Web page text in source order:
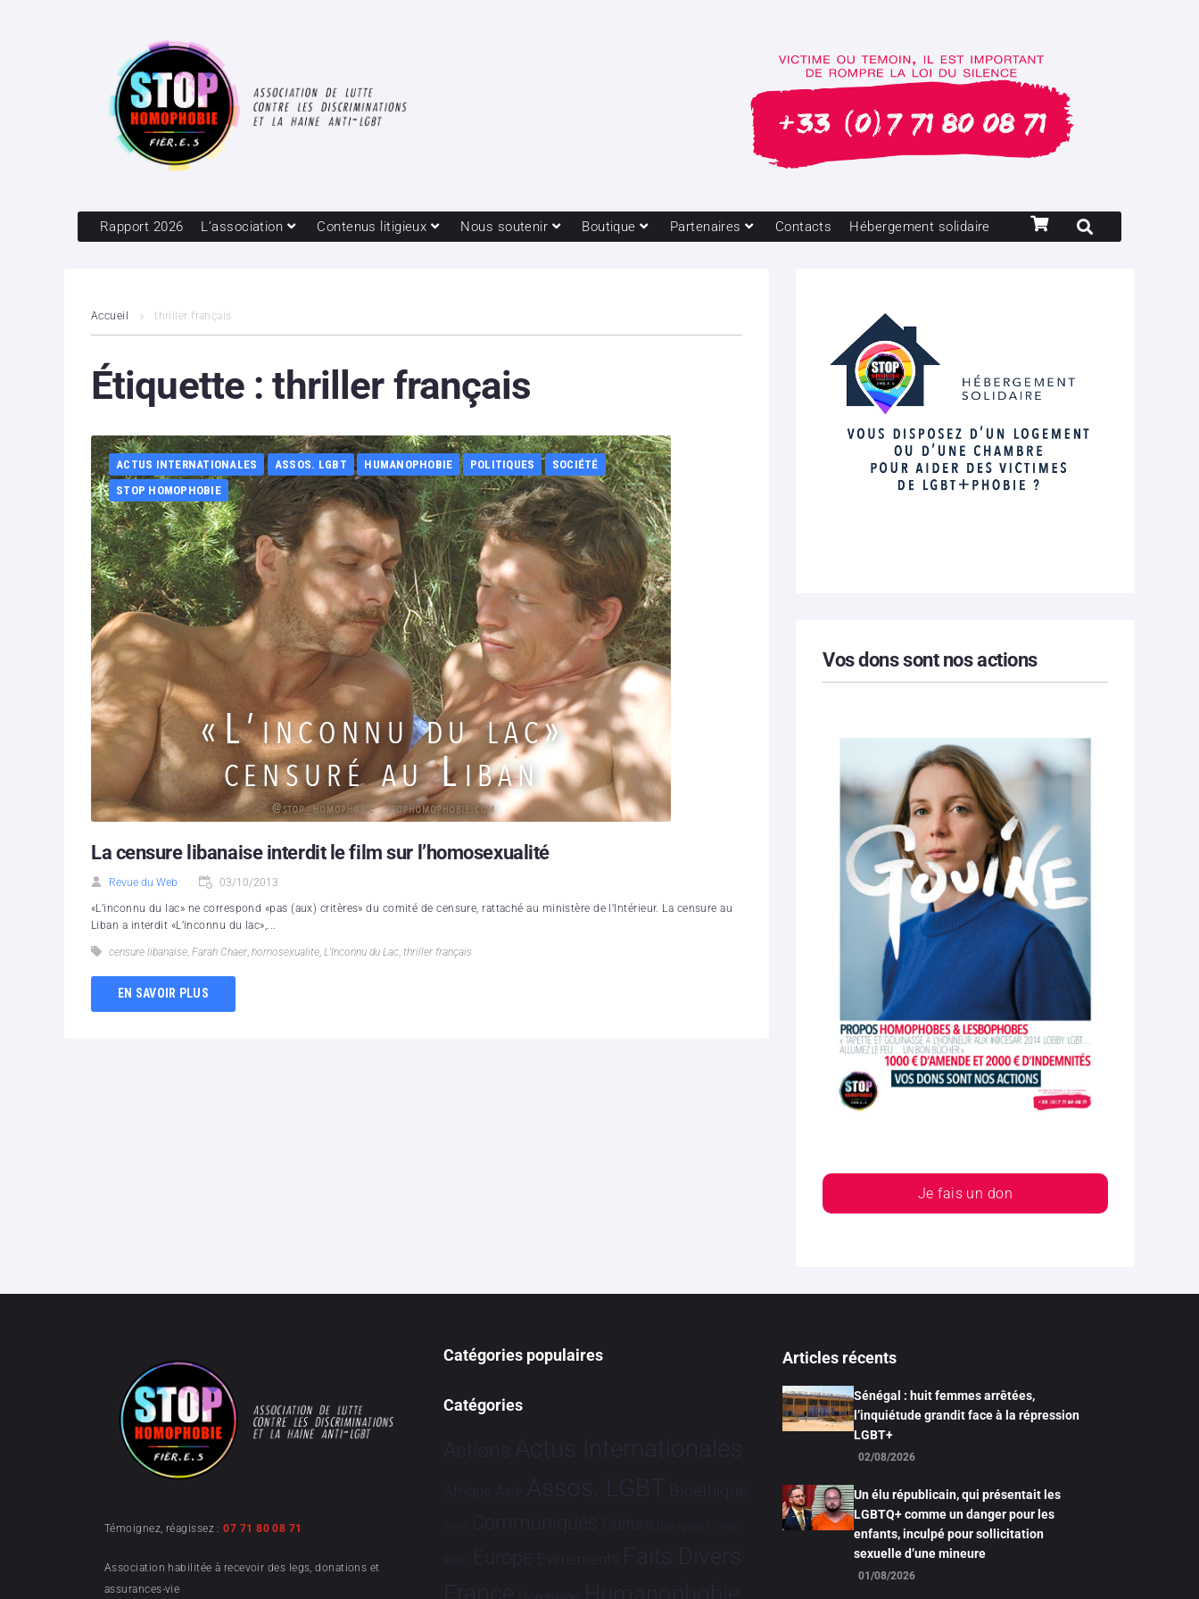
Rapport 2026 L’association Contenus litigieux Nous soutenir Boutique Partenaires Contacts Hébergement solidaire
Accueil thriller français
Étiquette :thriller français
ACTUS INTERNATIONALES ASSOS. LGBT HUMANOPHOBIE POLITIQUES
SOCIÉTÉ
STOP HOMOPHOBIE
La censure libanaise interdit le film sur l’homosexualité
Revue du Web 03/10/2013
«L’inconnu du lac» ne correspond «pas (aux) critères» du comité de censure, rattaché au ministère de l’Intérieur. La censure au
Liban a interdit «L’inconnu du lac»,...
censure libanaise, Farah Chaer, homosexualite, L'Inconnu du Lac, thriller français
EN SAVOIR PLUS
Vos dons sont nos actions
Je fais un don
Témoignez, réagissez :07 71 80 08 71
Association habilitée à recevoir des legs, donations et
assurances-vie
Catégories populaires
Catégories
Actions Actus Internationales
Afrique Asie Assos. LGBT Bioéthique
Brève Communiqués Culture Dialogues France-
Brésil Europe Evénements Faits Divers
Humanophobie
Articles récents
Sénégal : huit femmes arrêtées,
l’inquiétude grandit face à la répression
LGBT+
02/08/2026
Un élu républicain, qui présentait les
LGBTQ+ comme un danger pour les
enfants, inculpé pour sollicitation
sexuelle d’une mineure
01/08/2026